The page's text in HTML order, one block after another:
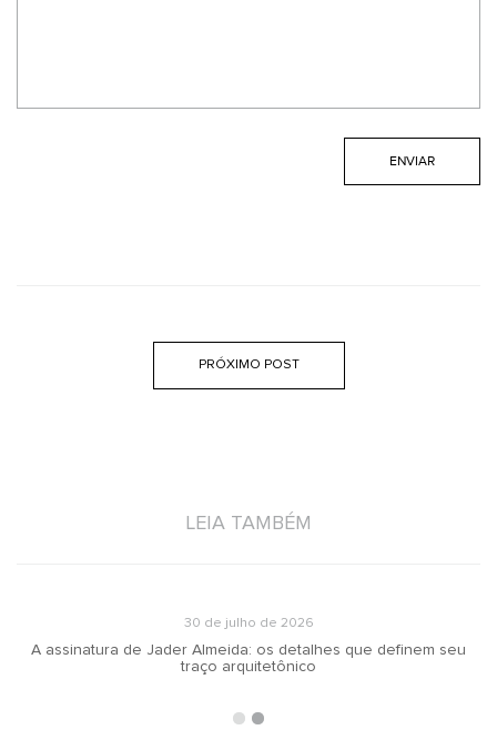
PRÓXIMO POST
LEIA TAMBÉM
30 de julho de 2026
A assinatura de Jader Almeida: os detalhes que definem seu
traço arquitetônico